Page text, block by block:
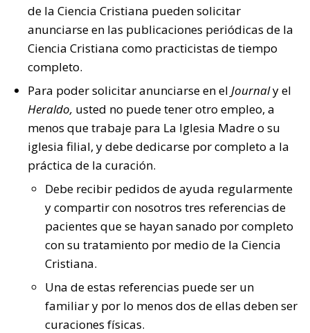
de la Ciencia Cristiana pueden solicitar
anunciarse en las publicaciones periódicas de la
Ciencia Cristiana como practicistas de tiempo
completo.
Para poder solicitar anunciarse en el Journaly el
Heraldo, usted no puede tener otro empleo, a
menos que trabaje para La Iglesia Madre o su
iglesia filial, y debe dedicarse por completo a la
práctica de la curación.
Debe recibir pedidos de ayuda regularmente
y compartir con nosotros tres referencias de
pacientes que se hayan sanado por completo
con su tratamiento por medio de la Ciencia
Cristiana.
Una de estas referencias puede ser un
familiar y por lo menos dos de ellas deben ser
curaciones físicas.